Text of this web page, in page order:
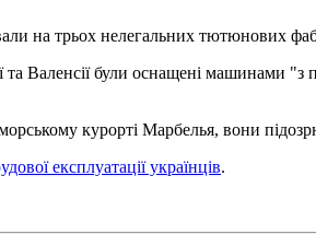
на трьох нелегальних тютюнових
та Валенсії були оснащені машинами
курорті Марбелья, вони
експлуатації українців.